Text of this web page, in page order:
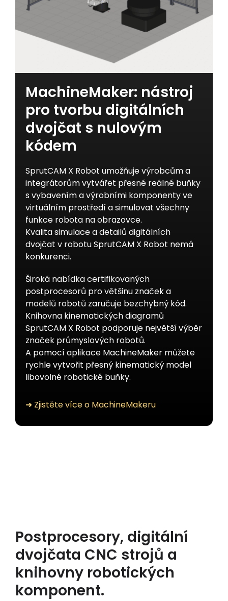
MachineMaker: nástroj
pro tvorbu digitálních
dvojčat s nulovým
kódem
SprutCAM X Robot umožňuje výrobcům a
integrátorům vytvářet přesné reálné buňky
s vybavením a výrobními komponenty ve
virtuálním prostředí a simulovat všechny
funkce robota na obrazovce.
Kvalita simulace a detailů digitálních
dvojčat v robotu SprutCAM X Robot nemá
konkurenci.
Široká nabídka certifikovaných
postprocesorů pro většinu značek a
modelů robotů zaručuje bezchybný kód.
Knihovna kinematických diagramů
SprutCAM X Robot podporuje největší výběr
značek průmyslových robotů.
A pomocí aplikace MachineMaker můžete
rychle vytvořit přesný kinematický model
libovolné robotické buňky.
➜ Zjistěte více o MachineMakeru
Postprocesory, digitální
dvojčata CNC strojů a
knihovny robotických
komponent.